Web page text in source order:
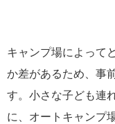
キャンプ場によって
か差があるため、事
す。小さな子ども連
に、オートキャンプ